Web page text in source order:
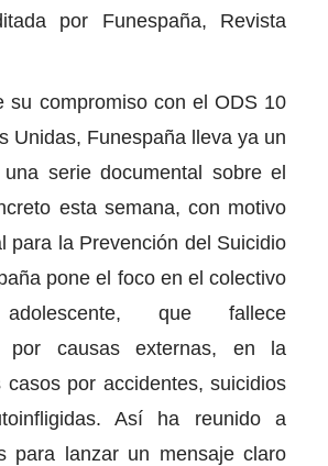
por Funespaña, Revista
su compromiso con el ODS 10
Unidas, Funespaña lleva ya un
serie documental sobre el
esta semana, con motivo
para la Prevención del Suicidio
pone el foco en el colectivo
que fallece
por causas externas, en la
por accidentes, suicidios
Así ha reunido a
para lanzar un mensaje claro